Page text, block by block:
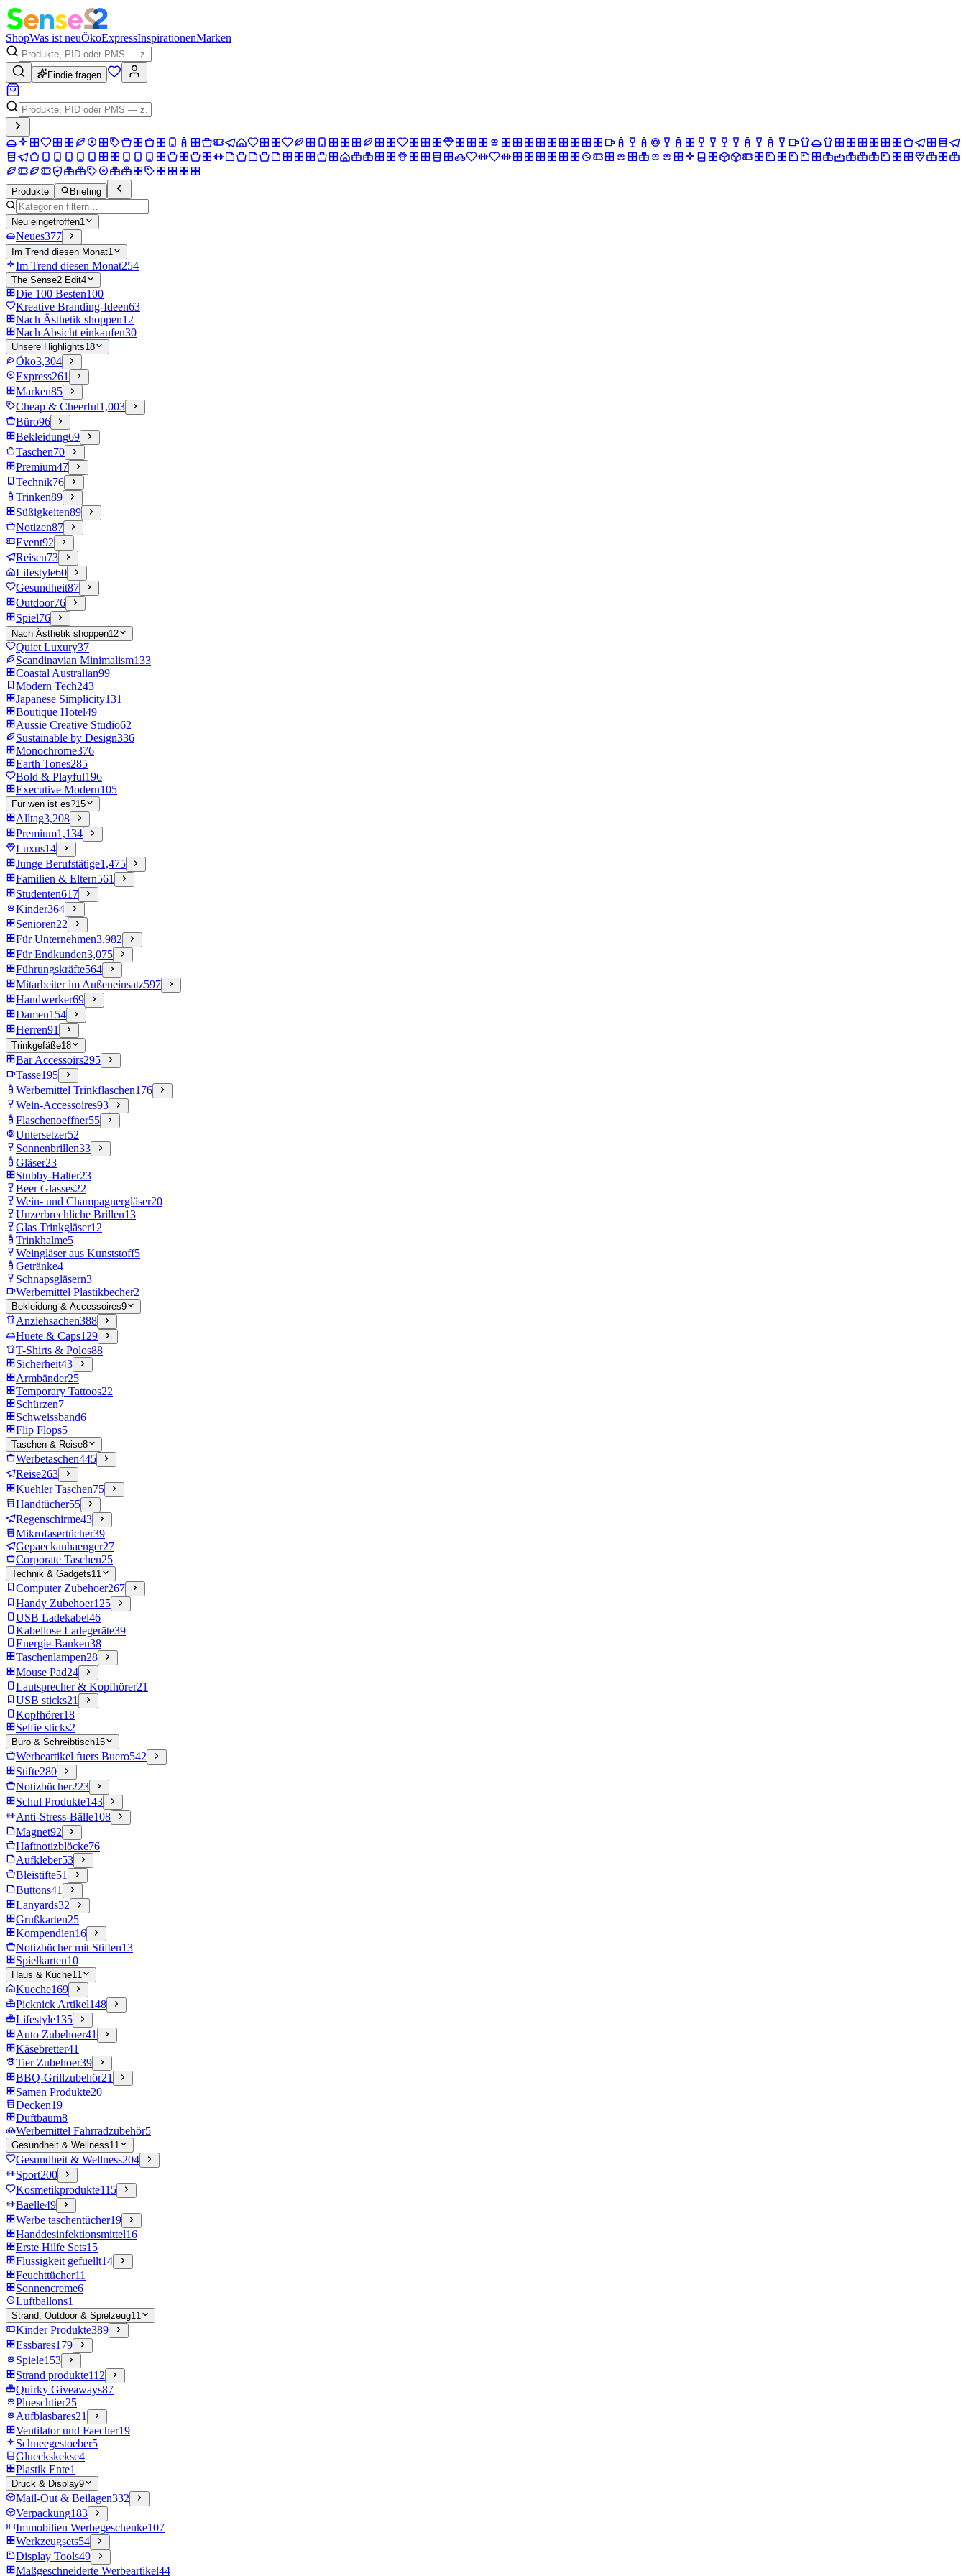
ShopWas ist neuÖkoExpressInspirationenMarken
Findie fragen
Produkte Briefing
Neu eingetroffen1
Neues377
Im Trend diesen Monat1
Im Trend diesen Monat254
The Sense2 Edit4
Die 100 Besten100
Kreative Branding-Ideen63
Nach Ästhetik shoppen12
Nach Absicht einkaufen30
Unsere Highlights18
Öko3,304
Express261
Marken85
Cheap & Cheerful1,003
Büro96
Bekleidung69
Taschen70
Premium47
Technik76
Trinken89
Süßigkeiten89
Notizen87
Event92
Reisen73
Lifestyle60
Gesundheit87
Outdoor76
Spiel76
Nach Ästhetik shoppen12
Quiet Luxury37
Scandinavian Minimalism133
Coastal Australian99
Modern Tech243
Japanese Simplicity131
Boutique Hotel49
Aussie Creative Studio62
Sustainable by Design336
Monochrome376
Earth Tones285
Bold & Playful196
Executive Modern105
Für wen ist es?15
Alltag3,208
Premium1,134
Luxus14
Junge Berufstätige1,475
Familien & Eltern561
Studenten617
Kinder364
Senioren22
Für Unternehmen3,982
Für Endkunden3,075
Führungskräfte564
Mitarbeiter im Außeneinsatz597
Handwerker69
Damen154
Herren91
Trinkgefäße18
Bar Accessoirs295
Tasse195
Werbemittel Trinkflaschen176
Wein-Accessoires93
Flaschenoeffner55
Untersetzer52
Sonnenbrillen33
Gläser23
Stubby-Halter23
Beer Glasses22
Wein- und Champagnergläser20
Unzerbrechliche Brillen13
Glas Trinkgläser12
Trinkhalme5
Weingläser aus Kunststoff5
Getränke4
Schnapsgläsern3
Werbemittel Plastikbecher2
Bekleidung & Accessoires9
Anziehsachen388
Huete & Caps129
T-Shirts & Polos88
Sicherheit43
Armbänder25
Temporary Tattoos22
Schürzen7
Schweissband6
Flip Flops5
Taschen & Reise8
Werbetaschen445
Reise263
Kuehler Taschen75
Handtücher55
Regenschirme43
Mikrofasertücher39
Gepaeckanhaenger27
Corporate Taschen25
Technik & Gadgets11
Computer Zubehoer267
Handy Zubehoer125
USB Ladekabel46
Kabellose Ladegeräte39
Energie-Banken38
Taschenlampen28
Mouse Pad24
Lautsprecher & Kopfhörer21
USB sticks21
Kopfhörer18
Selfie sticks2
Büro & Schreibtisch15
Werbeartikel fuers Buero542
Stifte280
Notizbücher223
Schul Produkte143
Anti-Stress-Bälle108
Magnet92
Haftnotizblöcke76
Aufkleber53
Bleistifte51
Buttons41
Lanyards32
Grußkarten25
Kompendien16
Notizbücher mit Stiften13
Spielkarten10
Haus & Küche11
Kueche169
Picknick Artikel148
Lifestyle135
Auto Zubehoer41
Käsebretter41
Tier Zubehoer39
BBQ-Grillzubehör21
Samen Produkte20
Decken19
Duftbaum8
Werbemittel Fahrradzubehör5
Gesundheit & Wellness11
Gesundheit & Wellness204
Sport200
Kosmetikprodukte115
Baelle49
Werbe taschentücher19
Handdesinfektionsmittel16
Erste Hilfe Sets15
Flüssigkeit gefuellt14
Feuchttücher11
Sonnencreme6
Luftballons1
Strand, Outdoor & Spielzeug11
Kinder Produkte389
Essbares179
Spiele153
Strand produkte112
Quirky Giveaways87
Plueschtier25
Aufblasbares21
Ventilator und Faecher19
Schneegestoeber5
Glueckskekse4
Plastik Ente1
Druck & Display9
Mail-Out & Beilagen332
Verpackung183
Immobilien Werbegeschenke107
Werkzeugsets54
Display Tools49
Maßgeschneiderte Werbeartikel44